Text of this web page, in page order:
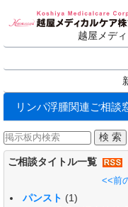
越屋メデ
リンパ浮腫関連ご相談
ご相談タイトル一覧
<<前
パンスト (1)